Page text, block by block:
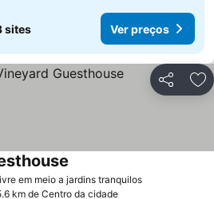
sites Ver preços
Partilhar
em meio a jardins tranquilosVer preços
km de Centro da cidade